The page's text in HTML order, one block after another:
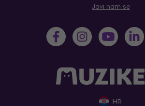
Javi nam se
HR